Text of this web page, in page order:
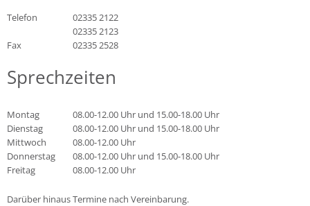
Telefon
02335 2122
02335 2123
Fax
02335 2528
Sprechzeiten
Montag
08.00-12.00 Uhr und 15.00-18.00 Uhr
Dienstag
08.00-12.00 Uhr und 15.00-18.00 Uhr
Mittwoch
08.00-12.00 Uhr
Donnerstag
08.00-12.00 Uhr und 15.00-18.00 Uhr
Freitag
08.00-12.00 Uhr
Darüber hinaus Termine nach Vereinbarung.